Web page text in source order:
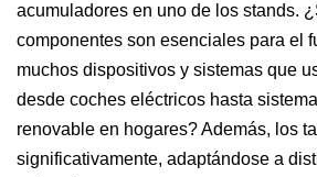
acumuladores en uno de los stands.
componentes son esenciales para el
muchos dispositivos y sistemas que
desde coches eléctricos hasta
renovable en hogares? Además, los
significativamente, adaptándose a